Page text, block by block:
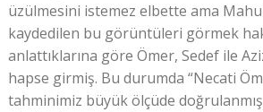
üzülmesini istemez elbette ama
kaydedilen bu görüntüleri görmek
anlattıklarına göre Ömer, Sedef ile
hapse girmiş. Bu durumda “Necati
tahminimiz büyük ölçüde